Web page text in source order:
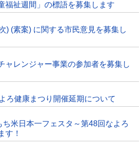
福祉週間」の標語を募集します
) (素案) に関する市民意見を募集し
ャレンジャー事業の参加者を募集し
ろ健康まつり開催延期について
ち米日本一フェスタ～第48回なよろ
す！